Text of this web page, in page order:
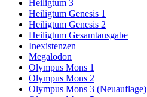
Heiligtum 3
Heiligtum Genesis 1
Heiligtum Genesis 2
Heiligtum Gesamtausgabe
Inexistenzen
Megalodon
Olympus Mons 1
Olympus Mons 2
Olympus Mons 3 (Neuauflage)